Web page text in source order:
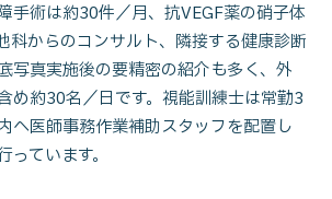
手術は約30件／月、抗VEGF薬の硝子体
科からのコンサルト、隣接する健康診断
写真実施後の要精密の紹介も多く、外
め約30名／日です。視能訓練士は常勤3
へ医師事務作業補助スタッフを配置し
ています。